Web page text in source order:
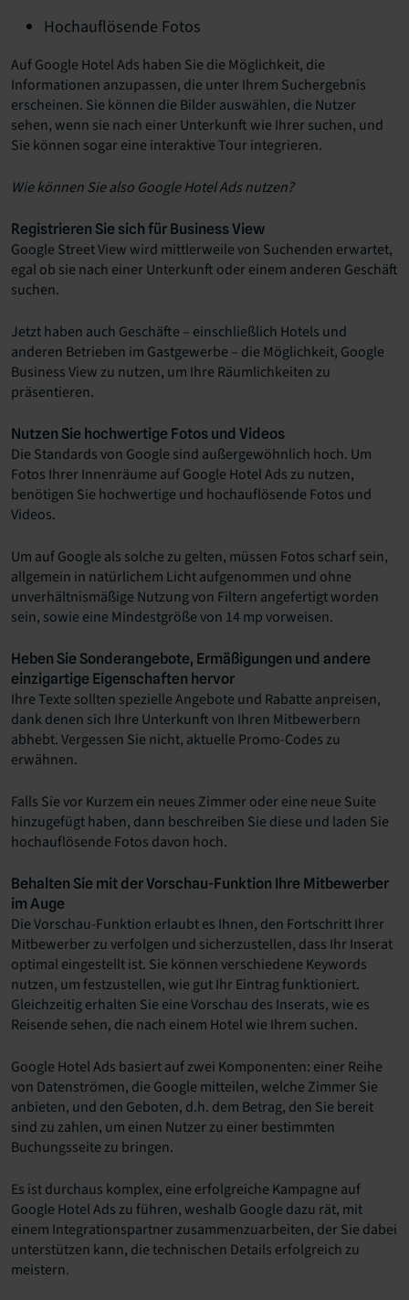
Hochauflösende Fotos
Auf Google Hotel Ads haben Sie die Möglichkeit, die
Informationen anzupassen, die unter Ihrem Suchergebnis
erscheinen. Sie können die Bilder auswählen, die Nutzer
sehen, wenn sie nach einer Unterkunft wie Ihrer suchen, und
Sie können sogar eine interaktive Tour integrieren.
Wie können Sie also Google Hotel Ads nutzen?
Registrieren Sie sich für Business View
Google Street View wird mittlerweile von Suchenden erwartet,
egal ob sie nach einer Unterkunft oder einem anderen Geschäft
suchen.
Jetzt haben auch Geschäfte – einschließlich Hotels und
anderen Betrieben im Gastgewerbe – die Möglichkeit, Google
Business View zu nutzen, um Ihre Räumlichkeiten zu
präsentieren.
Nutzen Sie hochwertige Fotos und Videos
Die Standards von Google sind außergewöhnlich hoch. Um
Fotos Ihrer Innenräume auf Google Hotel Ads zu nutzen,
benötigen Sie hochwertige und hochauflösende Fotos und
Videos.
Um auf Google als solche zu gelten, müssen Fotos scharf sein,
allgemein in natürlichem Licht aufgenommen und ohne
unverhältnismäßige Nutzung von Filtern angefertigt worden
sein, sowie eine Mindestgröße von 14 mp vorweisen.
Heben Sie Sonderangebote, Ermäßigungen und andere
einzigartige Eigenschaften hervor
Ihre Texte sollten spezielle Angebote und Rabatte anpreisen,
dank denen sich Ihre Unterkunft von Ihren Mitbewerbern
abhebt. Vergessen Sie nicht, aktuelle Promo-Codes zu
erwähnen.
Falls Sie vor Kurzem ein neues Zimmer oder eine neue Suite
hinzugefügt haben, dann beschreiben Sie diese und laden Sie
hochauflösende Fotos davon hoch.
Behalten Sie mit der Vorschau-Funktion Ihre Mitbewerber
im Auge
Die Vorschau-Funktion erlaubt es Ihnen, den Fortschritt Ihrer
Mitbewerber zu verfolgen und sicherzustellen, dass Ihr Inserat
optimal eingestellt ist. Sie können verschiedene Keywords
nutzen, um festzustellen, wie gut Ihr Eintrag funktioniert.
Gleichzeitig erhalten Sie eine Vorschau des Inserats, wie es
Reisende sehen, die nach einem Hotel wie Ihrem suchen.
Google Hotel Ads basiert auf zwei Komponenten: einer Reihe
von Datenströmen, die Google mitteilen, welche Zimmer Sie
anbieten, und den Geboten, d.h. dem Betrag, den Sie bereit
sind zu zahlen, um einen Nutzer zu einer bestimmten
Buchungsseite zu bringen.
Es ist durchaus komplex, eine erfolgreiche Kampagne auf
Google Hotel Ads zu führen, weshalb Google dazu rät, mit
einem Integrationspartner zusammenzuarbeiten, der Sie dabei
unterstützen kann, die technischen Details erfolgreich zu
meistern.